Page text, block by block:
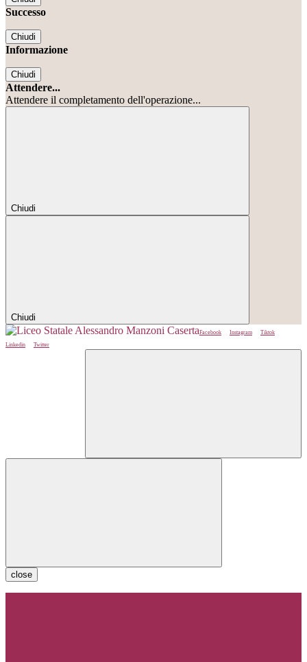
Successo
Chiudi
Informazione
Chiudi
Attendere...
Attendere il completamento dell'operazione...
Chiudi
Chiudi
Facebook Instagram
Tiktok
Linkedin
Twitter
close